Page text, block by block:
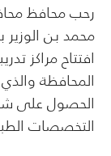
رحب محافظ
محمد بن
افتتاح مراكز
المحافظة
الحصول على
التخصصات